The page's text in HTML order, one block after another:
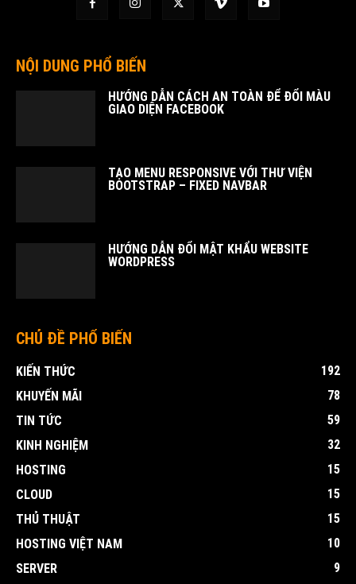
NỘI DUNG PHỔ BIẾN
HƯỚNG DẪN CÁCH AN TOÀN ĐỂ ĐỔI MÀU
GIAO DIỆN FACEBOOK
TẠO MENU RESPONSIVE VỚI THƯ VIỆN
BOOTSTRAP – FIXED NAVBAR
HƯỚNG DẪN ĐỔI MẬT KHẨU WEBSITE
WORDPRESS
CHỦ ĐỀ PHỔ BIẾN
KIẾN THỨC
192
KHUYẾN MÃI
78
TIN TỨC
59
KINH NGHIỆM
32
HOSTING
15
CLOUD
15
THỦ THUẬT
15
HOSTING VIỆT NAM
10
SERVER
9